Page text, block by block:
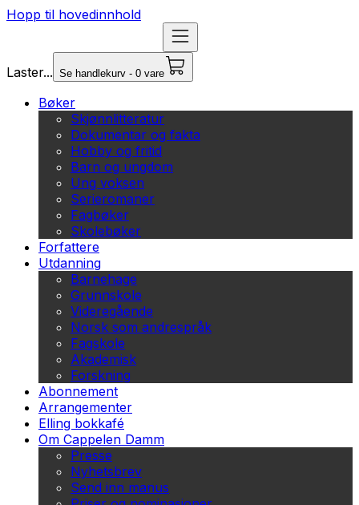
Hopp til hovedinnhold
Laster... Se handlekurv - 0 vare
Bøker
Skjønnlitteratur
Dokumentar og fakta
Hobby og fritid
Barn og ungdom
Ung voksen
Serieromaner
Fagbøker
Skolebøker
Forfattere
Utdanning
Barnehage
Grunnskole
Videregående
Norsk som andrespråk
Fagskole
Akademisk
Forskning
Abonnement
Arrangementer
Elling bokkafé
Om Cappelen Damm
Presse
Nyhetsbrev
Send inn manus